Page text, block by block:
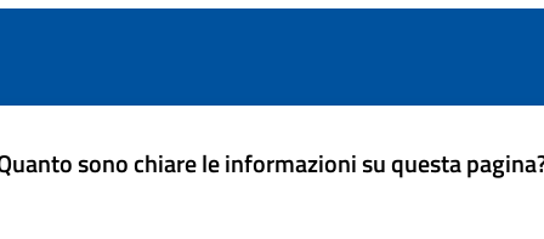
sono chiare le informazioni su questa